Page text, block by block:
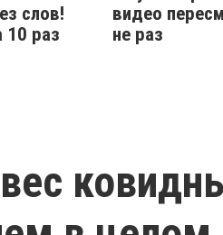
слов!
10 раз
видео
не раз